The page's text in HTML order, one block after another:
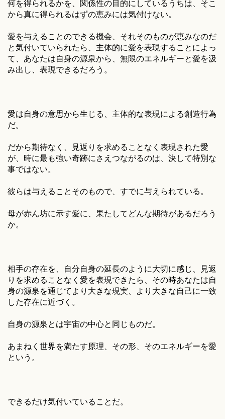
何を得られるかを、関係性の目的にしているうちは、そこ
から真に得られるはずの恵みには気付けない。
愛を与えることのできる機会、それそのものが恵みなのだ
と気付いていられたら、主体的に愛を表現することによっ
て、あなたは自身の源泉から、無限のエネルギーと愛を汲
み出し、表現できるだろう。
愛は自身の意思から生じる、主体的な表現による創造行為
だ。
だから期待なく、見返りを求めることなく表現された愛
が、時に最も強い奇跡にさえつながるのは、決して特別な
事ではない。
彼らは与えることそのもので、すでに与えられている。
母が赤ん坊に示す愛に、果たしてどんな期待があるだろう
か。
相手の存在を、自分自身の延長のように大切に感じ、見返
りを求めることなく愛を表現できたら、その時あなたは自
身の源泉を通じてより大きな現実、より大きな自己に一致
した存在に近づく。
自身の源泉とは宇宙の中心と同じものだ。
あまねく世界を満たす原理、その形、そのエネルギーを愛
という。
できるだけ気付いていることだ。